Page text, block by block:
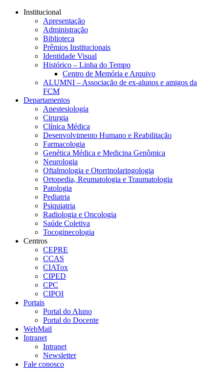
Conteúdo principal
Institucional
Apresentação
Administração
Biblioteca
Prêmios Institucionais
Identidade Visual
Histórico – Linha do Tempo
Centro de Memória e Arquivo
ALUMNI – Associação de ex-alunos e amigos da
FCM
Departamentos
Anestesiologia
Cirurgia
Clínica Médica
Desenvolvimento Humano e Reabilitação
Farmacologia
Genética Médica e Medicina Genômica
Neurologia
Oftalmologia e Otorrinolaringologia
Ortopedia, Reumatologia e Traumatologia
Patologia
Pediatria
Psiquiatria
Radiologia e Oncologia
Saúde Coletiva
Tocoginecologia
Centros
CEPRE
CCAS
CIATox
CIPED
CPC
CIPOI
Portais
Portal do Aluno
Portal do Docente
WebMail
Intranet
Intranet
Newsletter
Fale conosco